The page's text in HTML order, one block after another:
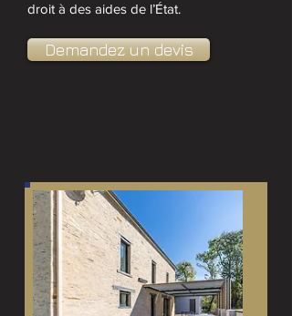
droit à des aides de l’État.
Demandez un devis